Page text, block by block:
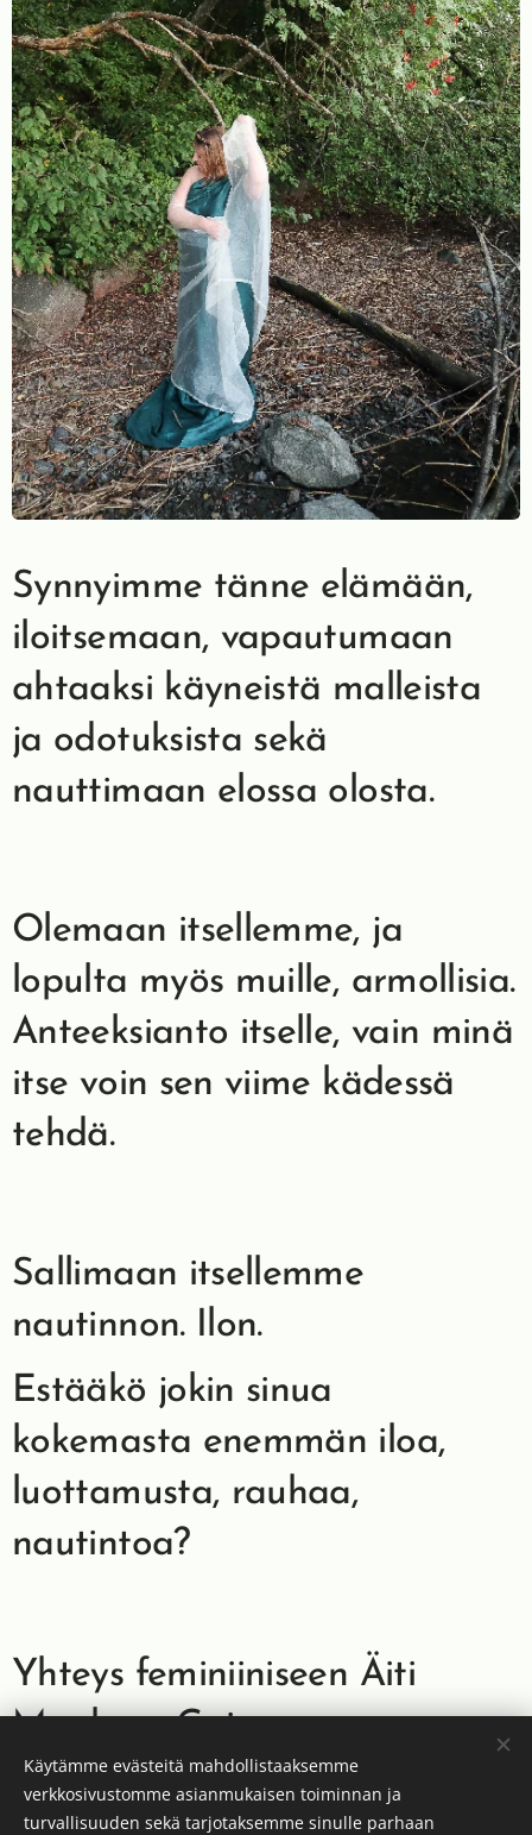
Synnyimme tänne elämään,
iloitsemaan, vapautumaan
ahtaaksi käyneistä malleista
ja odotuksista sekä
nauttimaan elossa olosta.
Olemaan itsellemme, ja
lopulta myös muille, armollisia.
Anteeksianto itselle, vain minä
itse voin sen viime kädessä
tehdä.
Sallimaan itsellemme
nautinnon. Ilon.
Estääkö jokin sinua
kokemasta enemmän iloa,
luottamusta, rauhaa,
nautintoa?
Yhteys feminiiniseen Äiti
Maahan- Gaiaan- on
hoidoissa mukana.
Käytämme evästeitä mahdollistaaksemme
verkkosivustomme asianmukaisen toiminnan ja
turvallisuuden sekä tarjotaksemme sinulle parhaan